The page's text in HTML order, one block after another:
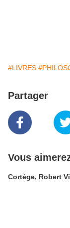
#LIVRES
Partager
Vous
Cortège, Robert